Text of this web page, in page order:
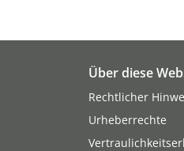
Über diese
Rechtlicher
Urheberrechte